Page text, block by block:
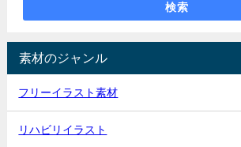
検索
素材のジャンル
フリーイラスト素材
リハビリイラスト